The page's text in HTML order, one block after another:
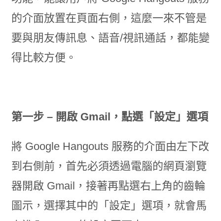
的介面放置在頁面右側，這麼一來不管是
要與朋友傳訊息、語音/視訊通話，都能變
得比較方便。
第一步 – 開啟 Gmail，點選「設定」選項
將 Google Hangouts 服務的介面由左下改
到右側前，首先必須透過電腦的網頁瀏覽
器開啟 Gmail，接著再點選右上角的齒輪
圖示，選擇其中的「設定」選項，就會馬